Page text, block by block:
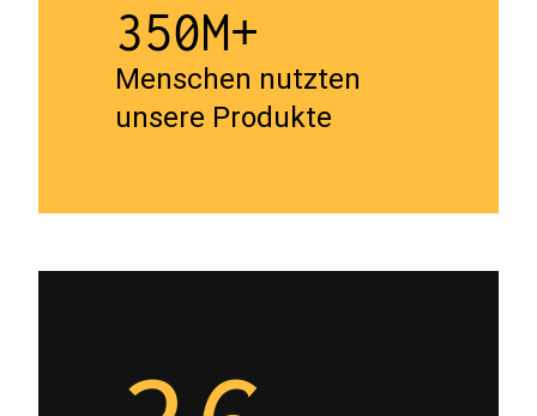
350M+
Menschen nutzten
unsere Produkte